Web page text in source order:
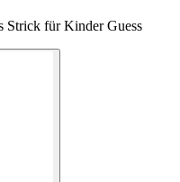
Strick für Kinder Guess